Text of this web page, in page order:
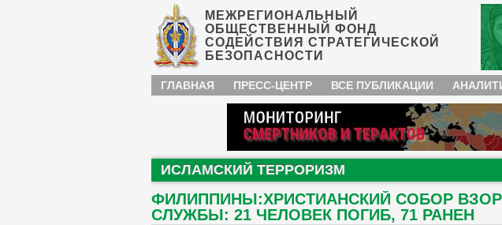
МЕЖРЕГИОНАЛЬНЫЙ
ОБЩЕСТВЕННЫЙ ФОНД
СОДЕЙСТВИЯ СТРАТЕГИЧЕСКОЙ
БЕЗОПАСНОСТИ
ГЛАВНАЯ ПРЕСС-ЦЕНТР ВСЕ ПУБЛИКАЦИИ
ИСЛАМСКИЙ ТЕРРОРИЗМ
ФИЛИППИНЫ:ХРИСТИАНСКИЙ СОБОР
СЛУЖБЫ: 21 ЧЕЛОВЕК ПОГИБ, 71 РАНЕН